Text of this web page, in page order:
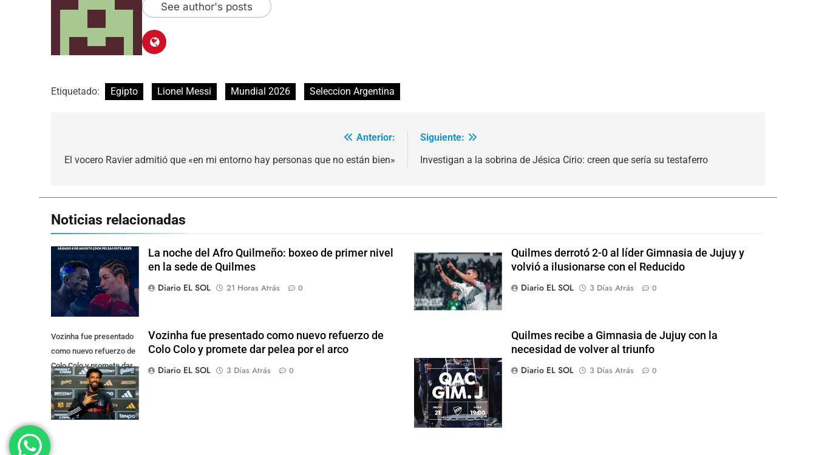
See author's posts
Etiquetado: Egipto Lionel Messi Mundial 2026 Seleccion Argentina
de
Anterior:
El vocero Ravier admitió que «en mi entorno hay personas que no están bien»
Siguiente:
Investigan a la sobrina de Jésica Cirio: creen que sería su testaferro
Noticias relacionadas
La noche del Afro Quilmeño: boxeo de primer nivel
en la sede de Quilmes
Diario EL SOL
21 Horas Atrás 0
Quilmes derrotó 2-0 al líder Gimnasia de Jujuy y
volvió a ilusionarse con el Reducido
Diario EL SOL
3 Días Atrás 0
Vozinha fue presentado
como nuevo refuerzo de
Colo Colo y promete dar
pelea por el arco
Vozinha fue presentado como nuevo refuerzo de
Colo Colo y promete dar pelea por el arco
Diario EL SOL
3 Días Atrás 0
Quilmes recibe a Gimnasia de Jujuy con la
necesidad de volver al triunfo
Diario EL SOL
3 Días Atrás 0